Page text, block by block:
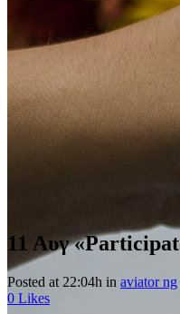
11 Αυγ
Posted at 22:04h in aviator ng
0 Likes